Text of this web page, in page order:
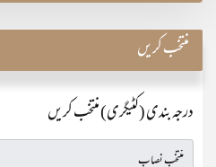
منتخب کریں
درجہ بندی (کٹیگری) منتخب کریں